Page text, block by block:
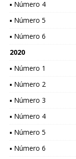
▪ Número 4
▪ Número 5
▪ Número 6
2020
▪ Número 1
▪ Número 2
▪ Número 3
▪ Número 4
▪ Número 5
▪ Número 6